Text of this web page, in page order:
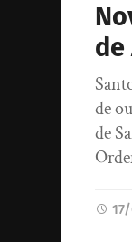
de
de
de